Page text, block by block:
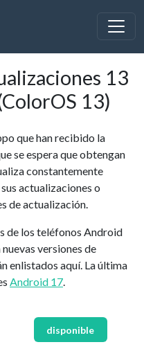
13
13)
que han recibido la
se espera que obtengan
constantemente
actualizaciones o
de actualización.
de los teléfonos Android
versiones de
enlistados aquí. La última
Android 17.
disponible